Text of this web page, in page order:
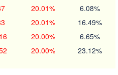
20.01% 6.08%
20.01% 16.49%
20.00% 6.65%
20.00% 23.12%